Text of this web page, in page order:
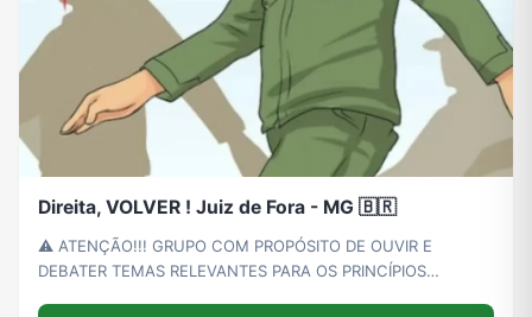
Direita, VOLVER ! Juiz de Fora - MG 🇧🇷
⚠️ ATENÇÃO!!! GRUPO COM PROPÓSITO DE OUVIR E
DEBATER TEMAS RELEVANTES PARA OS PRINCÍPIOS